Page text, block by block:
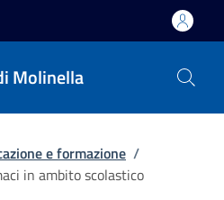
Molinella
e formazione /
in ambito scolastico